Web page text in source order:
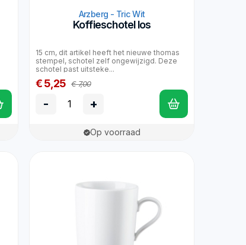
Arzberg - Tric Wit
Koffieschotel los
15 cm, dit artikel heeft het nieuwe thomas
stempel, schotel zelf ongewijzigd. Deze
schotel past uitsteke...
€ 5,25 € 7,00
- +
Op voorraad